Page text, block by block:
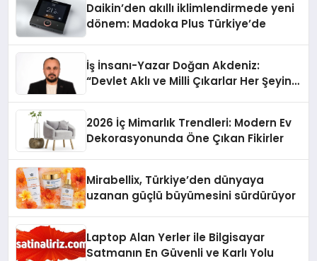
Daikin’den akıllı iklimlendirmede yeni
dönem: Madoka Plus Türkiye’de
İş İnsanı-Yazar Doğan Akdeniz:
“Devlet Aklı ve Milli Çıkarlar Her Şeyin
2026 İç Mimarlık Trendleri: Modern Ev
Dekorasyonunda Öne Çıkan Fikirler
Mirabellix, Türkiye’den dünyaya
uzanan güçlü büyümesini sürdürüyor
Laptop Alan Yerler ile Bilgisayar
Satmanın En Güvenli ve Karlı Yolu